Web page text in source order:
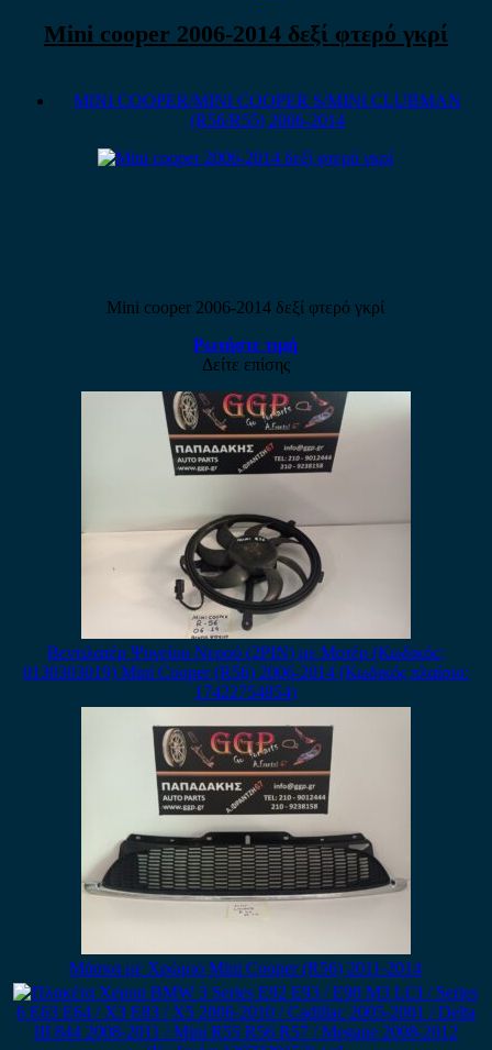
Mini cooper 2006-2014 δεξί φτερό γκρί
MINI COOPER/MINI COOPER S/MINI CLUBMAN
(R56/R55) 2006-2014
Mini cooper 2006-2014 δεξί φτερό γκρί
Ρωτήστε τιμή
Δείτε επίσης
Βεντιλατέρ Ψυγείου Νερού (2PIN) με Μοτέρ (Κωδικός:
0130303019) Mini Cooper (R56) 2006-2014 (Κωδικός πλαίσιο:
17422754854)
Μάσκα με Χρώμιο Mini Cooper (R56) 2011-2014